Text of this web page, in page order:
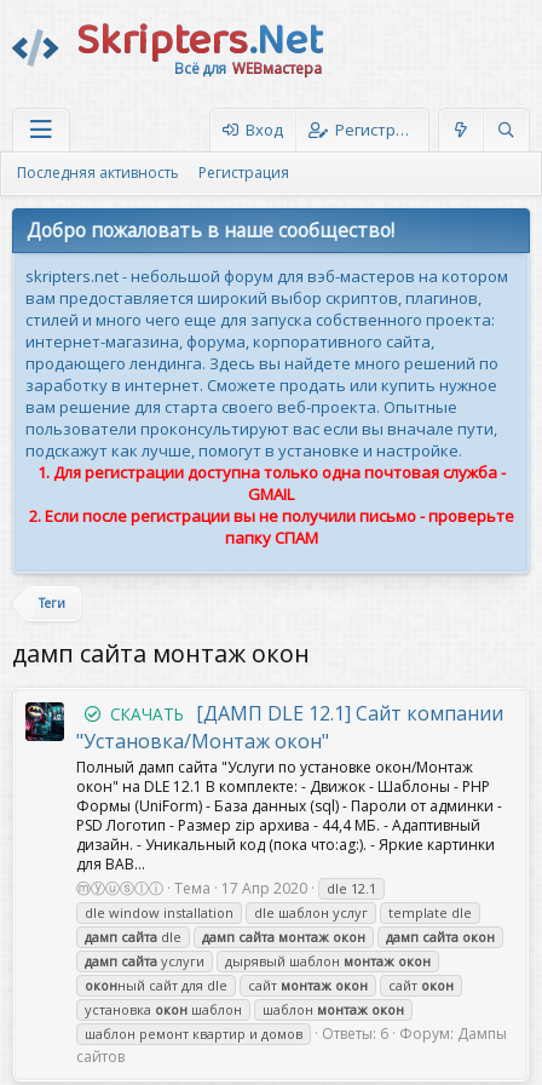
Skripters.Net
Всё для WEBмастера
Вход Регистрация
Последняя активность Регистрация
Добро пожаловать в наше сообщество!
skripters.net - небольшой форум для вэб-мастеров на котором
вам предоставляется широкий выбор скриптов, плагинов,
стилей и много чего еще для запуска собственного проекта:
интернет-магазина, форума, корпоративного сайта,
продающего лендинга. Здесь вы найдете много решений по
заработку в интернет. Сможете продать или купить нужное
вам решение для старта своего веб-проекта. Опытные
пользователи проконсультируют вас если вы вначале пути,
подскажут как лучше, помогут в установке и настройке.
1. Для регистрации доступна только одна почтовая служба -
GMAIL
2. Если после регистрации вы не получили письмо - проверьте
папку СПАМ
Теги
дамп сайта монтаж окон
СКАЧАТЬ
[ДАМП DLE 12.1] Сайт компании
"Установка/Монтаж окон"
Полный дамп сайта "Услуги по установке окон/Монтаж
окон" на DLE 12.1 В комплекте: - Движок - Шаблоны - PHP
Формы (UniForm) - База данных (sql) - Пароли от админки -
PSD Логотип - Размер zip архива - 44,4 МБ. - Адаптивный
дизайн. - Уникальный код (пока что:ag:). - Яркие картинки
для ВАВ...
ⓜⓨⓤⓢⓛⓘ Тема 17 Апр 2020
dle 12.1
dle window installation
dle шаблон услуг
template dle
дамп сайта dle дамп сайта монтаж окон дамп сайта окон
дамп сайта услуги дырявый шаблон монтаж окон
оконный сайт для dle сайт монтаж окон сайт окон
установка окон шаблон шаблон монтаж окон
шаблон ремонт квартир и домов
Ответы: 6 Форум: Дампы
сайтов